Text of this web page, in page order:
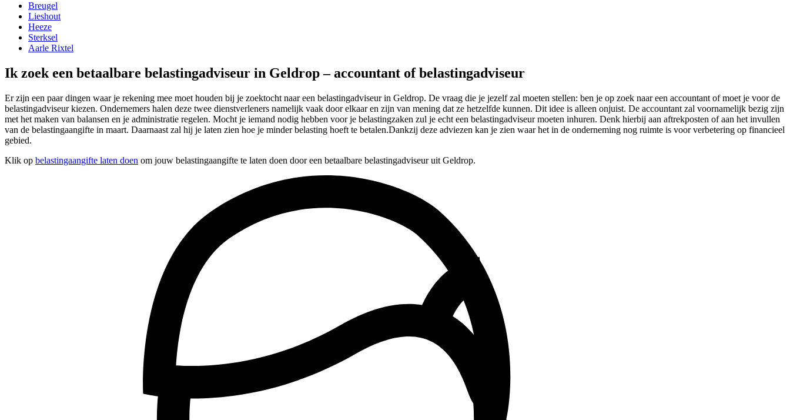
Breugel
Lieshout
Heeze
Sterksel
Aarle Rixtel
Ik zoek een betaalbare belastingadviseur in Geldrop – accountant of belastingadviseur
Er zijn een paar dingen waar je rekening mee moet houden bij je zoektocht naar een belastingadviseur in Geldrop. De vraag die je jezelf zal moeten stellen: ben je op zoek naar een accountant of moet je voor de
belastingadviseur kiezen. Ondernemers halen deze twee dienstverleners namelijk vaak door elkaar en zijn van mening dat ze hetzelfde kunnen. Dit idee is alleen onjuist. De accountant zal voornamelijk bezig zijn
met het maken van balansen en je administratie regelen. Mocht je iemand nodig hebben voor je belastingzaken zul je echt een belastingadviseur moeten inhuren. Denk hierbij aan aftrekposten of aan het invullen
van de belastingaangifte in maart. Daarnaast zal hij je laten zien hoe je minder belasting hoeft te betalen.Dankzij deze adviezen kan je zien waar het in de onderneming nog ruimte is voor verbetering op financieel
gebied.
Klik op belastingaangifte laten doen om jouw belastingaangifte te laten doen door een betaalbare belastingadviseur uit Geldrop.